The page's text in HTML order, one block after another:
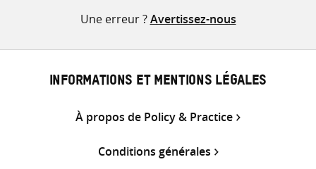
Une erreur ?Avertissez-nous
INFORMATIONS ET MENTIONS LÉGALES
À propos de Policy & Practice
Conditions générales